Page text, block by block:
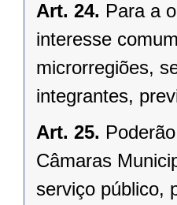
Art. 24. Para a
interesse
microrregiões,
integrantes,
Art. 25.
Câmaras
serviço público,